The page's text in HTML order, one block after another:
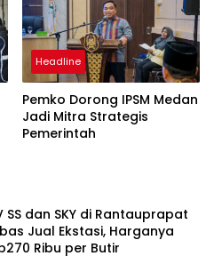
Headline
Pemko Dorong IPSM Medan
Jadi Mitra Strategis
Pemerintah
SS dan SKY di Rantauprapat
Jual Ekstasi, Harganya
Ribu per Butir